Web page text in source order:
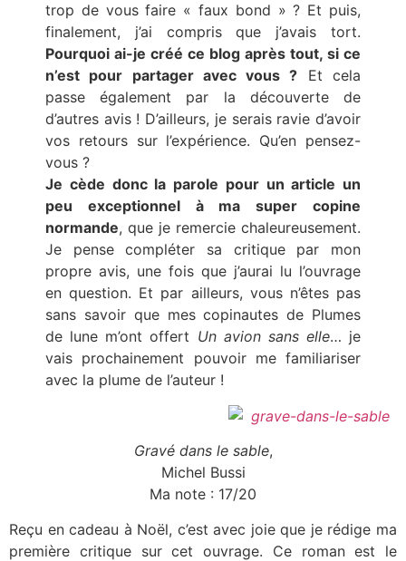
trop de vous faire « faux bond » ? Et puis,
finalement, j’ai compris que j’avais tort.
Pourquoi ai-je créé ce blog après tout, si ce
n’est pour partager avec vous ? Et cela
passe également par la découverte de
d’autres avis ! D’ailleurs, je serais ravie d’avoir
vos retours sur l’expérience. Qu’en pensez-
vous ?
Je cède donc la parole pour un article un
peu exceptionnel à ma super copine
normande, que je remercie chaleureusement.
Je pense compléter sa critique par mon
propre avis, une fois que j’aurai lu l’ouvrage
en question. Et par ailleurs, vous n’êtes pas
sans savoir que mes copinautes de Plumes
de lune m’ont offert Un avion sans elle… je
vais prochainement pouvoir me familiariser
avec la plume de l’auteur !
Gravé dans le sable,
Michel Bussi
Ma note : 17/20
Reçu en cadeau à Noël, c’est avec joie que je rédige ma
première critique sur cet ouvrage. Ce roman est le